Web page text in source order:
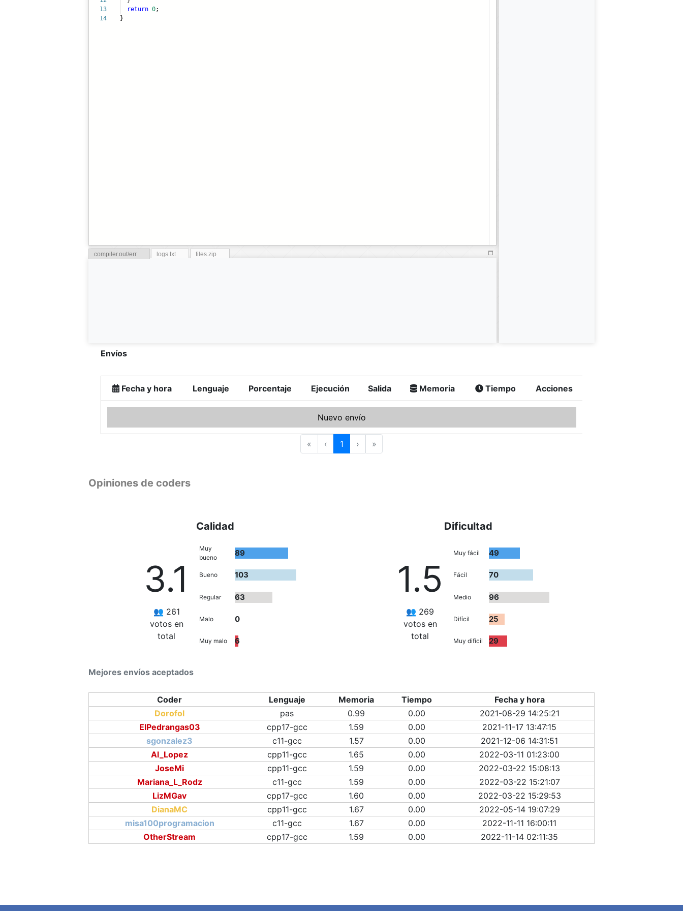
13
14
return 0;
}
compiler.out/err logs.txt files.zip
Envíos
Fecha y hora Lenguaje Porcentaje Ejecución Salida Memoria Tiempo Acciones
Nuevo envío
« ‹ 1 › »
Opiniones de coders
Calidad
3.1
👥 261
votos en
total
Muy
bueno
89
Bueno 103
Regular 63
Malo 0
Muy malo 6
Dificultad
1.5
👥 269
votos en
total
Muy fácil 49
Fácil 70
Medio 96
Difícil 25
Muy difícil 29
Mejores envíos aceptados
Coder Lenguaje Memoria Tiempo
Fecha y hora
Dorofol
pas 0.99 0.00
2021-08-29 14:25:21
ElPedrangas03
cpp17-gcc 1.59 0.00
2021-11-17 13:47:15
sgonzalez3
c11-gcc 1.57 0.00
2021-12-06 14:31:51
Al_Lopez
cpp11-gcc 1.65 0.00
2022-03-11 01:23:00
JoseMi
cpp11-gcc 1.59 0.00
2022-03-22 15:08:13
Mariana_L_Rodz
c11-gcc 1.59 0.00
2022-03-22 15:21:07
LizMGav
cpp17-gcc 1.60 0.00
2022-03-22 15:29:53
DianaMC
cpp11-gcc 1.67 0.00
2022-05-14 19:07:29
misa100programacion
c11-gcc 1.67 0.00
2022-11-11 16:00:11
OtherStream
cpp17-gcc 1.59 0.00 2022-11-14 02:11:35